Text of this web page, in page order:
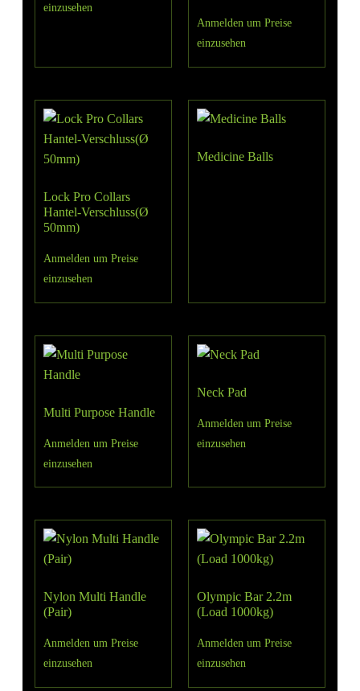
einzusehen
Anmelden um Preise
einzusehen
Lock Pro Collars
Hantel-Verschluss(Ø
50mm)
Anmelden um Preise
einzusehen
Medicine Balls
Multi Purpose Handle
Anmelden um Preise
einzusehen
Neck Pad
Anmelden um Preise
einzusehen
Nylon Multi Handle
(Pair)
Anmelden um Preise
einzusehen
Olympic Bar 2.2m
(Load 1000kg)
Anmelden um Preise
einzusehen